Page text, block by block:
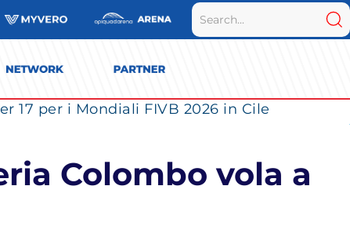
17 per i Mondiali FIVB 2026 in Cile
Colombo vola a